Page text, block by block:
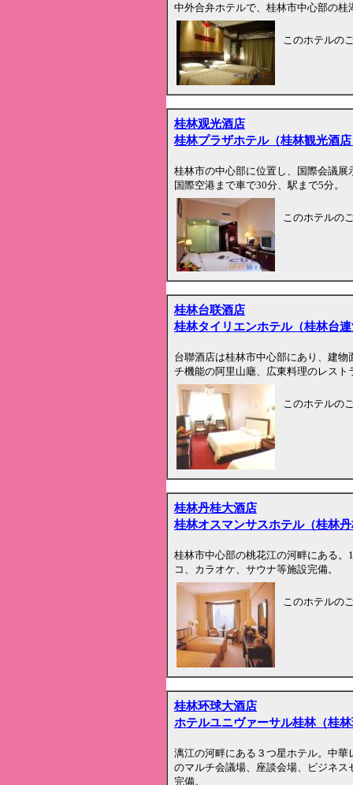
中外合弁ホテルで、桂林市中心部の桂
このホテルの
桂林观光酒店
桂林プラザホテル（桂林観光酒
桂林市の中心部に位置し、国際会議
国際空港まで車で30分、駅まで5分。
このホテルの
桂林台联酒店
桂林タイリエンホテル（桂林台
台聯酒店は桂林市中心部にあり、建
チ機能の阿里山廰、広東料理のレスト
このホテルの
桂林丹桂大酒店
桂林オスマンサスホテル（桂林
桂林市中心部の桃花江の河畔にある
コ、カラオケ、サウナ等施設完備。
このホテルの
桂林环球大酒店
ホテルユニヴァーサル桂林（桂
漓江の河畔にある３つ星ホテル。中
のマルチ会議場、座談会場、ビジネ
完備。